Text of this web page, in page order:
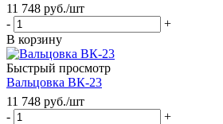
11 748 руб./шт
-
+
В корзину
Быстрый просмотр
Вальцовка ВК-23
11 748 руб./шт
-
+